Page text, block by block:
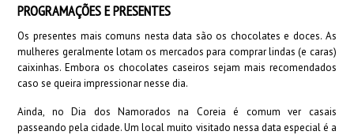
PROGRAMAÇÕES E PRESENTES
Os presentes mais comuns nesta data são os chocolates e doces. As
mulheres geralmente lotam os mercados para comprar lindas (e caras)
caixinhas. Embora os chocolates caseiros sejam mais recomendados
caso se queira impressionar nesse dia.
Ainda, no Dia dos Namorados na Coreia é comum ver casais
passeando pela cidade. Um local muito visitado nessa data especial é a